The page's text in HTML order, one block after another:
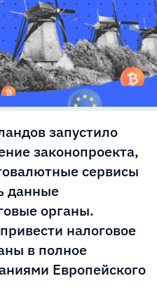
запустило
законопроекта,
сервисы
данные
органы.
налоговое
в полное
Европейского